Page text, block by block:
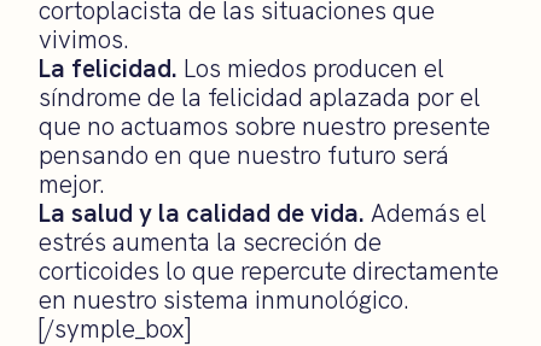
cortoplacista de las situaciones que
vivimos.
La felicidad. Los miedos producen el
síndrome de la felicidad aplazada por el
que no actuamos sobre nuestro presente
pensando en que nuestro futuro será
mejor.
La salud y la calidad de vida. Además el
estrés aumenta la secreción de
corticoides lo que repercute directamente
en nuestro sistema inmunológico.
[/symple_box]